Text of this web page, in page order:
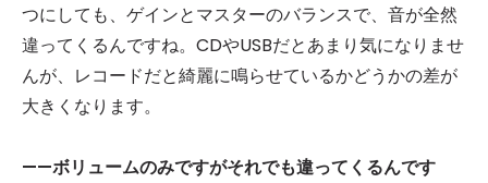
つにしても、ゲインとマスターのバランスで、音が全然
違ってくるんですね。CDやUSBだとあまり気になりませ
んが、レコードだと綺麗に鳴らせているかどうかの差が
大きくなります。
——ボリュームのみですがそれでも違ってくるんです